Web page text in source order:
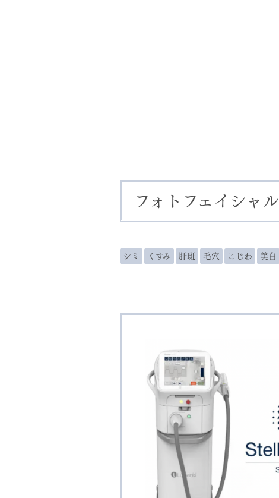
フォトフェイシャル
シミ くすみ 肝斑 毛穴 こじわ 美白